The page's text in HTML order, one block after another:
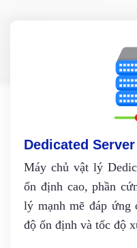
Dedicated Server
Máy chủ vật lý
ổn định cao, phần
lý mạnh mẽ đáp ứng
độ ổn định và tốc độ